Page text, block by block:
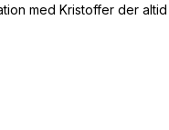
med Kristoffer der